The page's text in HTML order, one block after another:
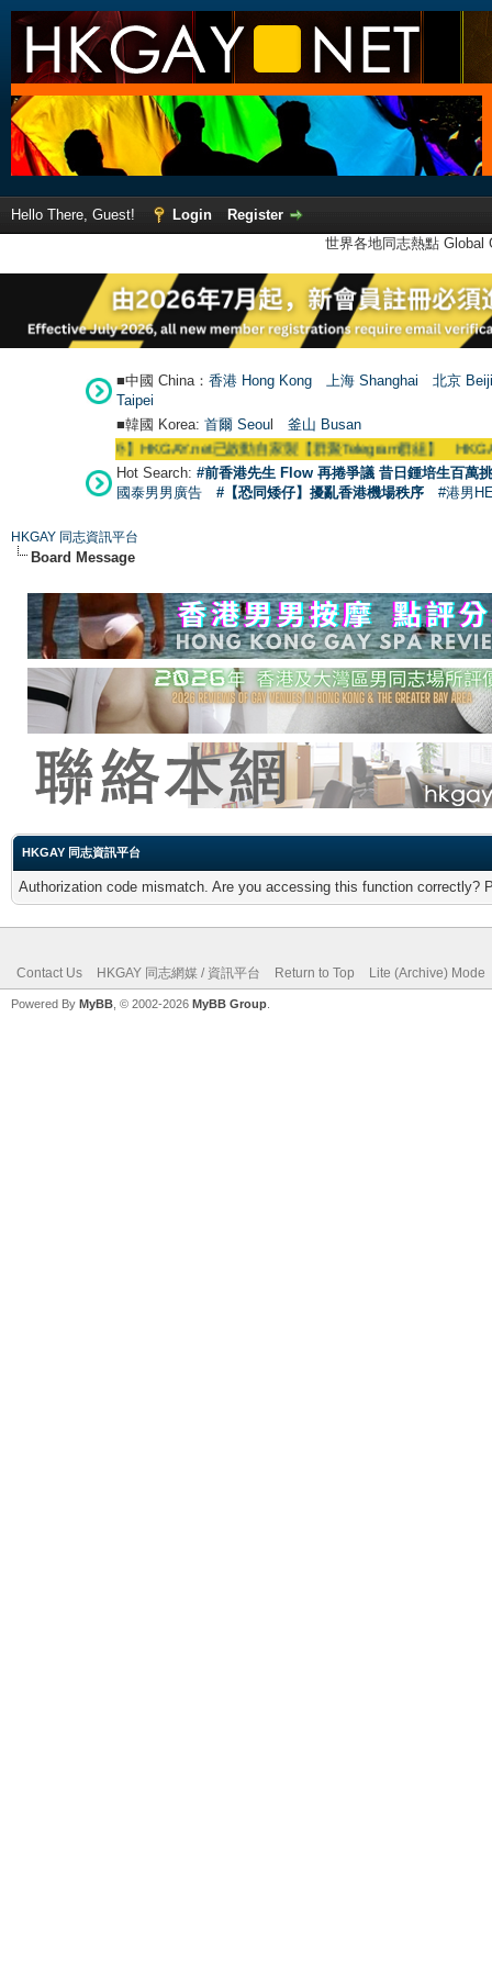
Hello There, Guest! Login
Register
世界各地同志熱點
■中國 China： 香港 Hong Kong 上海 Shanghai
北京
Taipei
■韓國 Korea: 首爾 Seoul 釜山 Busan
【號外】HKGAY.net已啟動自家製【群聚Telegram群組】
Hot Search: #前香港先生 Flow 再捲爭議 昔日鍾培生百萬
國泰男男廣告
#【恐同矮仔】擾亂香港機場秩序 #港男
HKGAY 同志資訊平台
Board Message
HKGAY 同志資訊平台
Authorization code mismatch. Are you accessing this function correctly?
Contact Us HKGAY 同志網媒 / 資訊平台 Return to Top Lite (Archive) Mode
Powered By MyBB , © 2002-2026 MyBB Group